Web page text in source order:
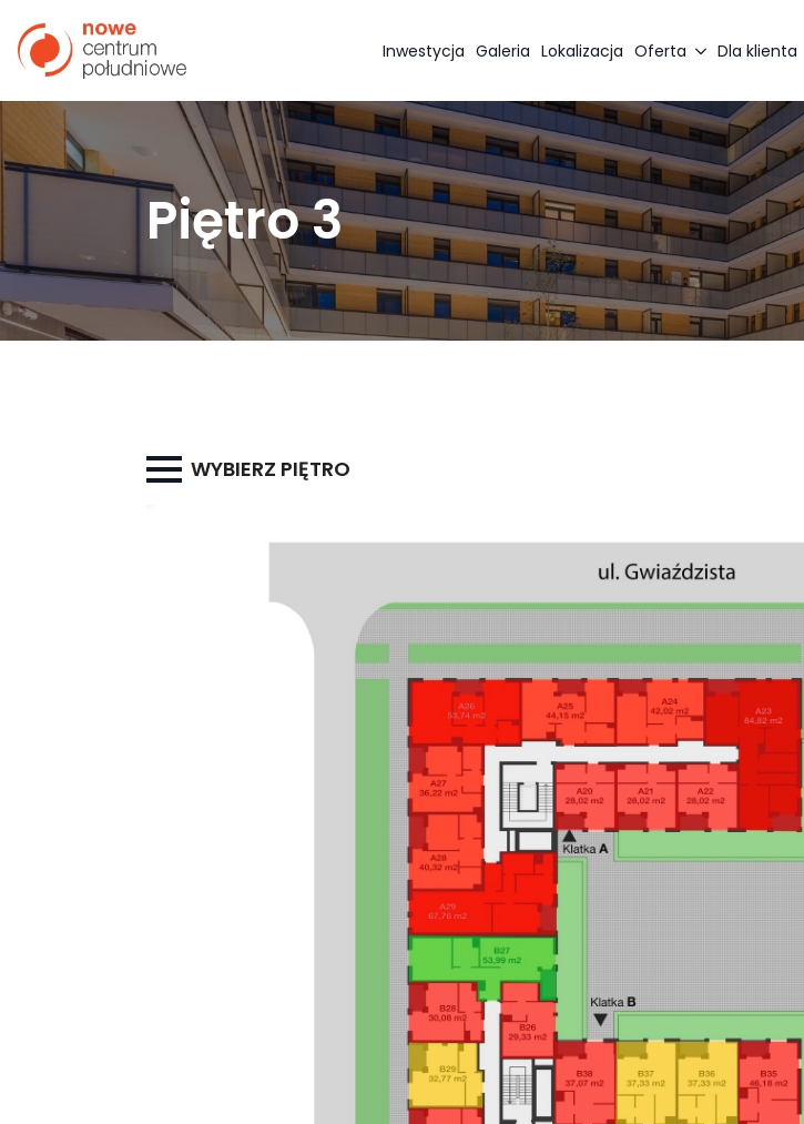
Inwestycja Galeria Lokalizacja Oferta Dla klienta
Piętro 3